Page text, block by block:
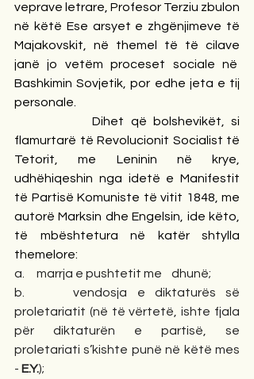
veprave letrare, Profesor Terziu zbulon
në këtë Ese arsyet e zhgënjimeve të
Majakovskit, në themel të të cilave
janë jo vetëm proceset sociale në
Bashkimin Sovjetik, por edhe jeta e tij
personale.
Dihet që bolshevikët, si
flamurtarë të Revolucionit Socialist të
Tetorit, me Leninin në krye,
udhëhiqeshin nga idetë e Manifestit
të Partisë Komuniste të vitit 1848, me
autorë Marksin dhe Engelsin, ide këto,
të mbështetura në katër shtylla
themelore:
a.     marrja e pushtetit me    dhunë;
b.     vendosja e diktaturës së
proletariatit (në të vërtetë, ishte fjala
për diktaturën e partisë, se
proletariati s’kishte punë në këtë mes
- E.Y.);